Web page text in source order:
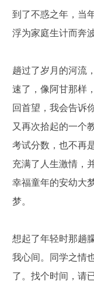
到了不惑之年，当
浮为家庭生计而奔
趟过了岁月的河流
速了，像阿甘那样
回首望，我会告诉
又再次拾起的一个
考试分数，也不再
充满了人生激情，
幸福童年的安幼大
梦。
想起了年轻时那趟
我心间。同学之情
了。找个时间，请